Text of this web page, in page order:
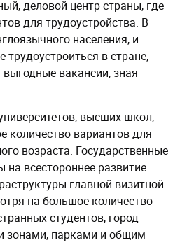
деловой центр страны, где
для трудоустройства. В
населения, и
в стране,
вакансии, зная
высших школ,
количество вариантов для
возраста. Государственные
всестороннее развитие
главной визитной
на большое количество
студентов, город
зонами, парками и общим